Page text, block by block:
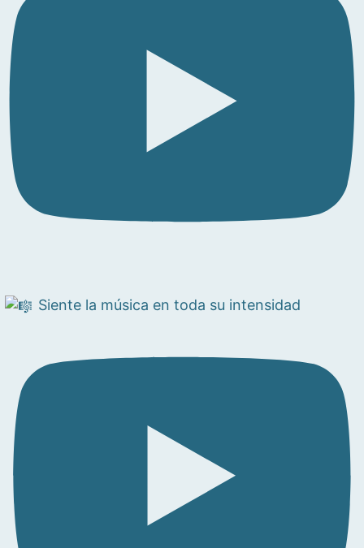
Siente la música en toda su intensidad